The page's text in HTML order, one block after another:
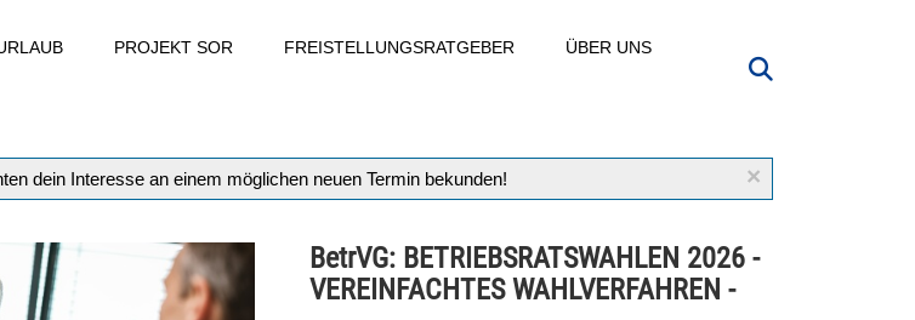
PROJEKT SOR FREISTELLUNGSRATGEBER ÜBER UNS
×
dein Interesse an einem möglichen neuen Termin bekunden!
BetrVG: BETRIEBSRATSWAHLEN 2026 -
VEREINFACHTES WAHLVERFAHREN -